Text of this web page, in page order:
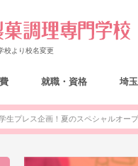
校より校名変更
就職・資格 埼
生プレス企画！夏のスペシャルオー